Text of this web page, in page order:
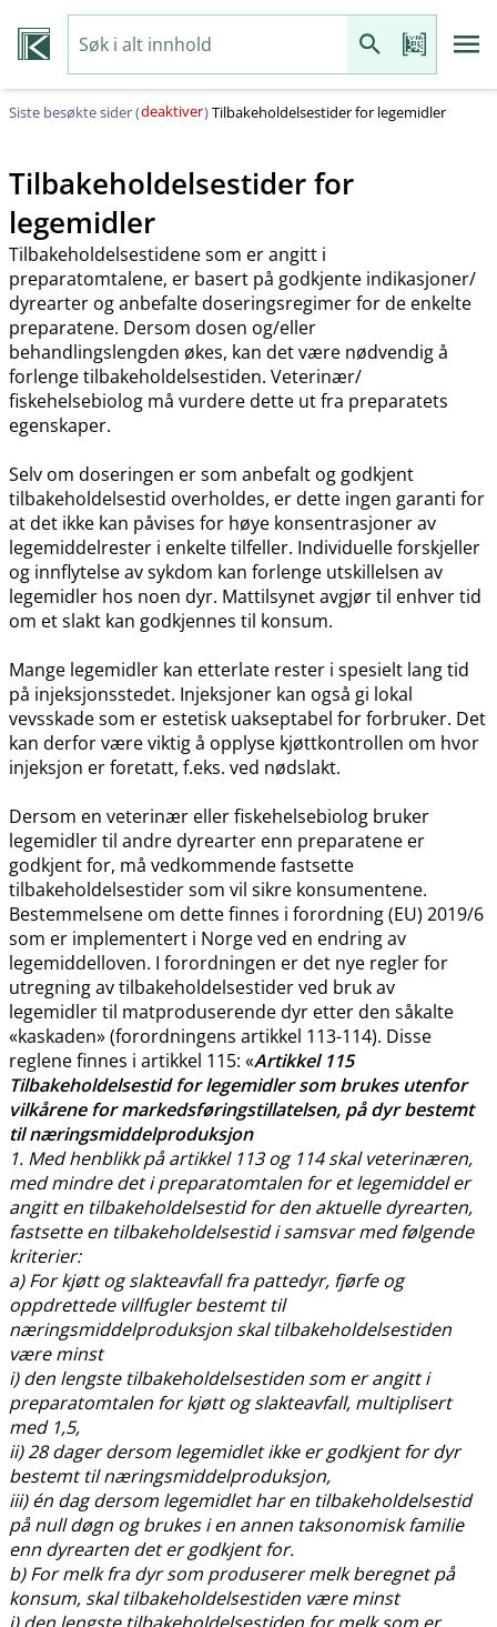
Siste besøkte sider (deaktiver)Tilbakeholdelsestider for legemidler
Tilbakeholdelsestider for
legemidler
Tilbakeholdelsestidene som er angitt i
preparatomtalene, er basert på godkjente indikasjoner​/​
dyrearter og anbefalte doseringsregimer for de enkelte
preparatene. Dersom dosen og​/​eller
behandlingslengden økes, kan det være nødvendig å
forlenge tilbakeholdelsestiden. Veterinær​/​
fiskehelsebiolog må vurdere dette ut fra preparatets
egenskaper.
Selv om doseringen er som anbefalt og godkjent
tilbakeholdelsestid overholdes, er dette ingen garanti for
at det ikke kan påvises for høye konsentrasjoner av
legemiddelrester i enkelte tilfeller. Individuelle forskjeller
og innflytelse av sykdom kan forlenge utskillelsen av
legemidler hos noen dyr. Mattilsynet avgjør til enhver tid
om et slakt kan godkjennes til konsum.
Mange legemidler kan etterlate rester i spesielt lang tid
på injeksjonsstedet. Injeksjoner kan også gi lokal
vevsskade som er estetisk uakseptabel for forbruker. Det
kan derfor være viktig å opplyse kjøttkontrollen om hvor
injeksjon er foretatt, f.eks. ved nødslakt.
Dersom en veterinær eller fiskehelsebiolog bruker
legemidler til andre dyrearter enn preparatene er
godkjent for, må vedkommende fastsette
tilbakeholdelsestider som vil sikre konsumentene.
Bestemmelsene om dette finnes i forordning (EU) 2019/6
som er implementert i Norge ved en endring av
legemiddelloven. I forordningen er det nye regler for
utregning av tilbakeholdelsestider ved bruk av
legemidler til matproduserende dyr etter den såkalte
«kaskaden» (forordningens artikkel 113-114). Disse
reglene finnes i artikkel 115: «Artikkel 115
Tilbakeholdelsestid for legemidler som brukes utenfor
vilkårene for markedsføringstillatelsen, på dyr bestemt
til næringsmiddelproduksjon
1. Med henblikk på artikkel 113 og 114 skal veterinæren,
med mindre det i preparatomtalen for et legemiddel er
angitt en tilbakeholdelsestid for den aktuelle dyrearten,
fastsette en tilbakeholdelsestid i samsvar med følgende
kriterier:
a) For kjøtt og slakteavfall fra pattedyr, fjørfe og
oppdrettede villfugler bestemt til
næringsmiddelproduksjon skal tilbakeholdelsestiden
være minst
i) den lengste tilbakeholdelsestiden som er angitt i
preparatomtalen for kjøtt og slakteavfall, multiplisert
med 1,5,
ii) 28 dager dersom legemidlet ikke er godkjent for dyr
bestemt til næringsmiddelproduksjon,
iii) én dag dersom legemidlet har en tilbakeholdelsestid
på null døgn og brukes i en annen taksonomisk familie
enn dyrearten det er godkjent for.
b) For melk fra dyr som produserer melk beregnet på
konsum, skal tilbakeholdelsestiden være minst